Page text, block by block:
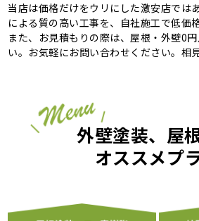
当店は価格だけをウリにした激安店では
による質の高い工事を、自社施工で低価
また、お見積もりの際は、屋根・外壁0
い。お気軽にお問い合わせください。相
外壁塗装、屋
オススメプ